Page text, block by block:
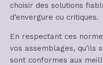
choisir des solutions
d’envergure ou critiques.
En respectant ces
vos assemblages, qu’ils
sont conformes aux